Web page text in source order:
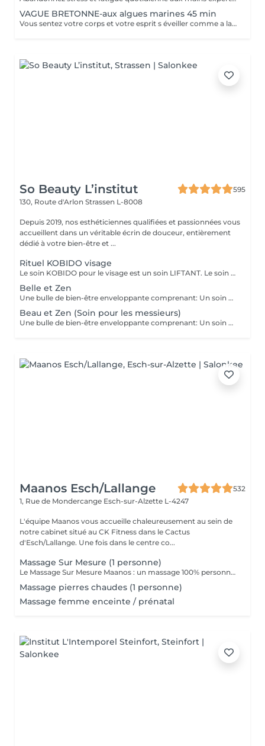
VAGUE BRETONNE-aux algues marines 45 min
Vous sentez votre corps et votre esprit s éveiller comme a la suite d un bain dans l OCEAN. Vous vous tonicité et leur confort. sentez légère et revitalisée. Vos jambes retrouvent leur tonicité et leur confort
So Beauty L’institut
595
130, Route d'Arlon Strassen L-8008
Depuis 2019, nos esthéticiennes qualifiées et passionnées vous
accueillent dans un véritable écrin de douceur, entièrement
dédié à votre bien-être et ...
Rituel KOBIDO visage
Le soin KOBIDO pour le visage est un soin LIFTANT. Le soin dure 1h15, et vous permettra de lifter complètement votre visage. Il est idéal de venir démaquillé pour commencer ce rituel. La praticienne commencera par un enchaînement de serviettes chaudes, puis viendra stimuler les cellules avec un instrument le RIDOKI. Suivi d'un massage doux avec des techniques de massage spécifiques au Kobido. Puis elle effectura des points de pressions sur les méridiens, pour terminer avec un passage au ROULEAU DE JADE. Laissez-vous porter par ce rituel anti-âge d'exeption à la fois relaxant et liftant.
Belle et Zen
Une bulle de bien-être enveloppante comprenant: Un soin du visage nettoyant et hydratant d'une durée de 60 minutes. (Démaquillage, gommage, extraction des comédons, massage visage, masque et crème de soin) Une manucure ( Limage, la pousse et coupe des cuticules, gommage et massage avec crème de soin. Base transparente comprise si souhaitée) Un massage relaxant des pieds ou des mains d'une durée de 20 minutes
Beau et Zen (Soin pour les messieurs)
Une bulle de bien-être enveloppante comprenant: Un soin visage éclat d'une durée de 50 minutes adapté à votre type de peau (Nettoyage, gommage, extraction des comédons, massage visage, masque et crème de soin) Un massage relaxant du dos d'une durée de 20 minutes. Une manucure ( Limage, la pousse et coupe des cuticules, gommage et massage avec crème de soin)
Maanos Esch/Lallange
532
1, Rue de Mondercange Esch-sur-Alzette L-4247
L'équipe Maanos vous accueille chaleureusement au sein de
notre cabinet situé au CK Fitness dans le Cactus
d'Esch/Lallange. Une fois dans le centre co...
Massage Sur Mesure (1 personne)
Le Massage Sur Mesure Maanos : un massage 100% personnalisé en fonction de vos besoins et de vos envies !
Massage pierres chaudes (1 personne)
Massage femme enceinte / prénatal